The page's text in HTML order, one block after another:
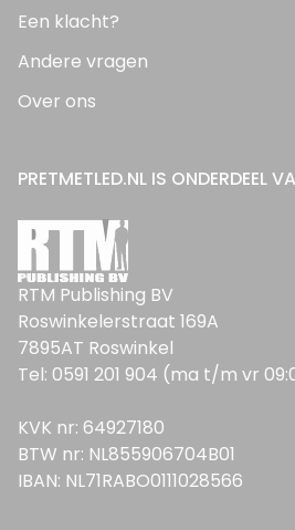
Een klacht?
Andere vragen
Over ons
PRETMETLED.NL IS ONDERDEEL
RTM Publishing BV
Roswinkelerstraat 169A
7895AT Roswinkel
Tel: 0591 201 904 (ma t/m vr
KVK nr: 64927180
BTW nr: NL855906704B01
IBAN: NL71RABO0111028566